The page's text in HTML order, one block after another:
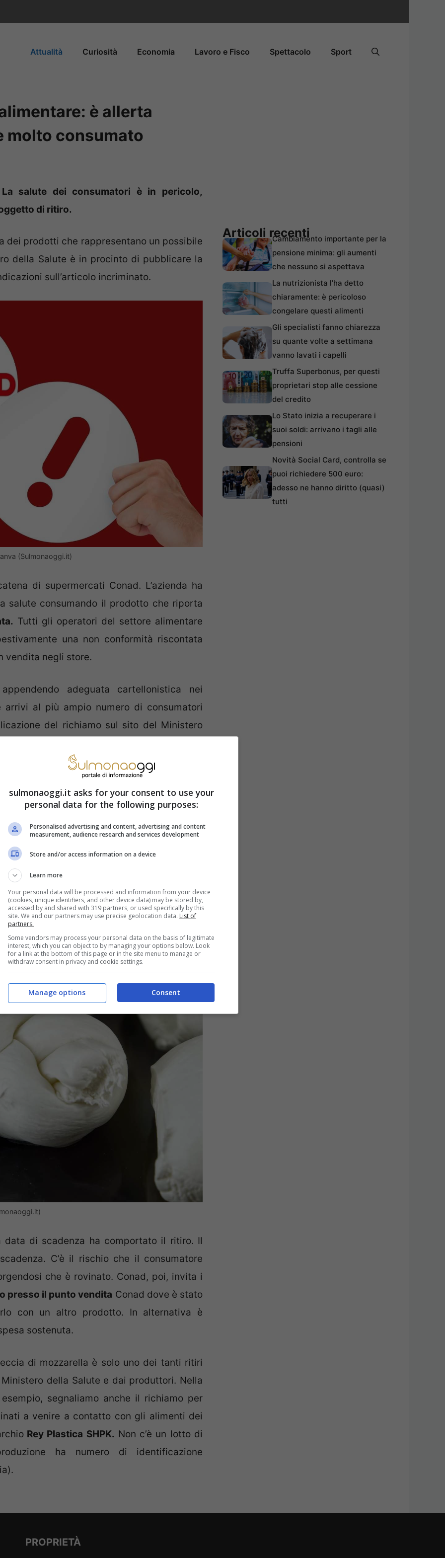
Attualità Curiosità Economia Lavoro e Fisco Spettacolo Sport
è allerta
molto consumato
salute dei consumatori è in pericolo,
di ritiro.
dei prodotti che rappresentano un possibile
della Salute è in procinto di pubblicare la
sull’articolo incriminato.
(Sulmonaoggi.it)
di supermercati Conad. L’azienda ha
salute consumando il prodotto che riporta
Tutti gli operatori del settore alimentare
una non conformità riscontata
vendita negli store.
adeguata cartellonistica nei
arrivi al più ampio numero di consumatori
del richiamo sul sito del Ministero
non appena il rischio sarà accertato. Sul
segnalato nella sezione “News e
di una treccia di mozzarella.
segnalato da Conad
La confezione di vendita pesa 550
– con origine del latte in Puglia. Il codice
mentre il numero di lotto è 1132. La treccia
Spa. Il termine ultimo di conservazione
data di scadenza ha comportato il ritiro. Il
C’è il rischio che il consumatore
che è rovinato. Conad, poi, invita i
presso il punto vendita Conad dove è stato
con un altro prodotto. In alternativa è
sostenuta.
di mozzarella è solo uno dei tanti ritiri
della Salute e dai produttori. Nella
segnaliamo anche il richiamo per
a venire a contatto con gli alimenti dei
Rey Plastica SHPK. Non c’è un lotto di
ha numero di identificazione
Articoli recentiCambiamento importante per la
pensione minima: gli aumenti
che nessuno si aspettava
La nutrizionista l’ha detto
chiaramente: è pericoloso
congelare questi alimenti
Gli specialisti fanno chiarezza
su quante volte a settimana
vanno lavati i capelli
Truffa Superbonus, per questi
proprietari stop alle cessione
del credito
Lo Stato inizia a recuperare i
suoi soldi: arrivano i tagli alle
pensioni
Novità Social Card, controlla se
puoi richiedere 500 euro:
adesso ne hanno diritto (quasi)
tutti
PROPRIETÀ
sulmonaoggi.it asks for your consent to use your
personal data for the following purposes:
Personalised advertising and content, advertising and content
measurement, audience research and services development
Store and/or access information on a device
Learn more
Your personal data will be processed and information from your device
(cookies, unique identifiers, and other device data) may be stored by,
accessed by and shared with 319 partners, or used specifically by this
site. We and our partners may use precise geolocation data. List of
partners.
Some vendors may process your personal data on the basis of legitimate
interest, which you can object to by managing your options below. Look
for a link at the bottom of this page or in the site menu to manage or
withdraw consent in privacy and cookie settings.
Consent
Manage options